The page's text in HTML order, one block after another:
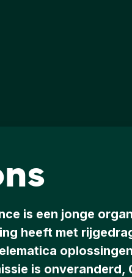
is een jonge
heeft met
is onveranderd,